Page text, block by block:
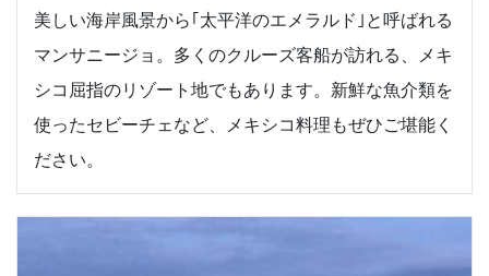
美しい海岸風景から｢太平洋のエメラルド｣と呼ばれる
マンサニージョ。多くのクルーズ客船が訪れる、メキ
シコ屈指のリゾート地でもあります。新鮮な魚介類を
使ったセビーチェなど、メキシコ料理もぜひご堪能く
ださい。